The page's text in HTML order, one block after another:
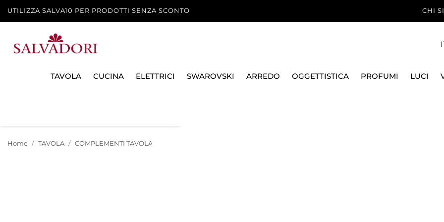
UTILIZZA SALVA10 PER PRODOTTI SENZA SCONTO CHI
TAVOLA CUCINA ELETTRICI SWAROVSKI ARREDO OGGETTISTICA PROFUMI LUCI
Home TAVOLA COMPLEMENTI TAVOLA